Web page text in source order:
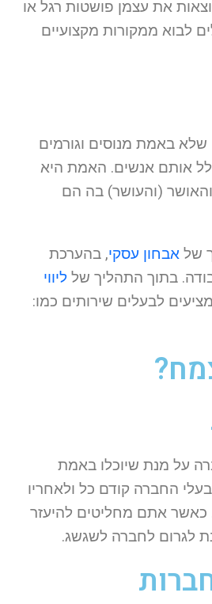
את עצמן פושטות רגל או
לבוא ממקורות מקצועיים
באמת מנוסים וגורמים
אותם אנשים. האמת היא
(והעושר) בה הם
שלאבחון עסקי, בהערכת
בתוך התהליך שלליווי
לבעלים שירותים כמו:
על מנת שיוכלו באמת
החברה קודם כל ולאחריו
כאשר אתם מחליטים להיעזר
לגרום לחברה לשגשג.